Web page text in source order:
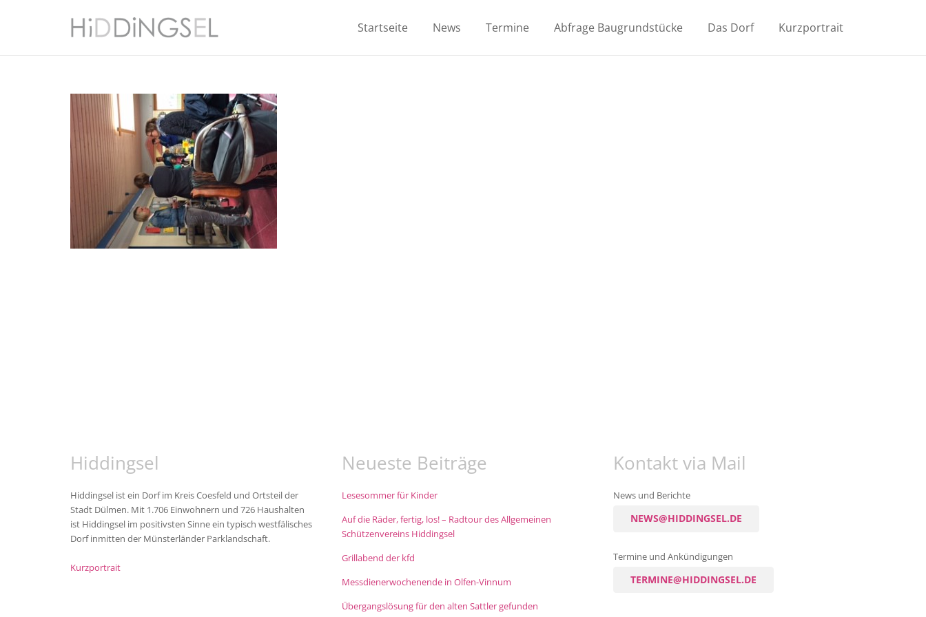
Startseite News Termine Abfrage Baugrundstücke Das Dorf Kurzportrait
Hiddingsel
Hiddingsel ist ein Dorf im Kreis Coesfeld und Ortsteil der
Stadt Dülmen. Mit 1.706 Einwohnern und 726 Haushalten
ist Hiddingsel im positivsten Sinne ein typisch westfälisches
Dorf inmitten der Münsterländer Parklandschaft.
Kurzportrait
Neueste Beiträge
Lesesommer für Kinder
Auf die Räder, fertig, los! – Radtour des Allgemeinen
Schützenvereins Hiddingsel
Grillabend der kfd
Messdienerwochenende in Olfen-Vinnum
Übergangslösung für den alten Sattler gefunden
Kontakt via Mail
News und Berichte
NEWS@HIDDINGSEL.DE
Termine und Ankündigungen
TERMINE@HIDDINGSEL.DE